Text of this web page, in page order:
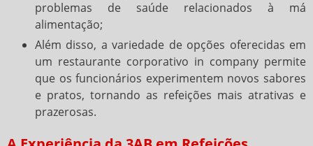
problemas de saúde relacionados à má
alimentação;
Além disso, a variedade de opções oferecidas em
um restaurante corporativo in company permite
que os funcionários experimentem novos sabores
e pratos, tornando as refeições mais atrativas e
prazerosas.